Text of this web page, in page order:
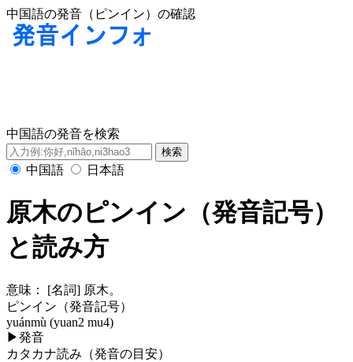
中国語の発音（ピンイン）の確認
中国語の発音を検索
中国語 日本語
原木のピンイン（発音記号）
と読み方
意味：
[名詞] 原木。
ピンイン（発音記号）
yuánmù (yuan2 mu4)
▶発音
カタカナ読み（発音の目安）